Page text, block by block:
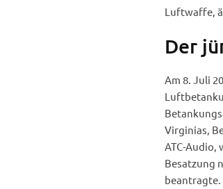
Luftwaffe,
Der
Am 8. Juli
Virginias,
ATC-Audio,
Besatzung
beantragte.